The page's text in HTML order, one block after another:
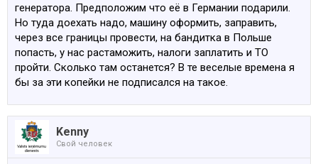
генератора. Предположим что её в Германии подарили.
Но туда доехать надо, машину оформить, заправить,
через все границы провести, на бандитка в Польше
попасть, у нас растаможить, налоги заплатить и ТО
пройти. Сколько там останется? В те веселые времена я
бы за эти копейки не подписался на такое.
Kenny
Свой человек